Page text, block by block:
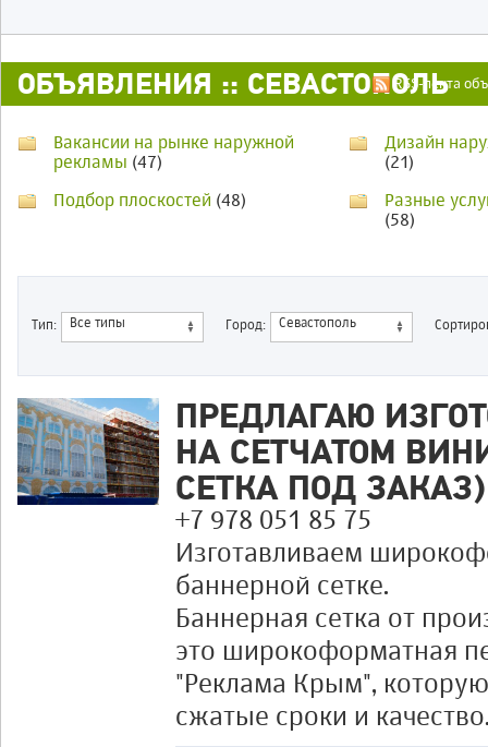
ОБЪЯВЛЕНИЯ :: СЕВАСТОПОЛЬ
RSS-лента
Вакансии на рынке наружной
рекламы (47)
Дизайн
(21)
Подбор плоскостей (48)
Разные
(58)
Тип: Все типы Город: Севастополь
ПРЕДЛАГАЮ
НА СЕТЧАТОМ
СЕТКА ПОД ЗАКАЗ)
+7 978 051 85 75
Изготавливаем
баннерной сетке.
Баннерная сетка от
это широкоформатная
"Реклама Крым",
сжатые сроки и